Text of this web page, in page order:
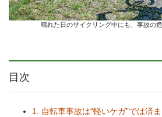
晴れた日のサイクリング中にも、事故の
目次
1. 自転車事故は“軽いケガ”では済